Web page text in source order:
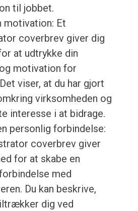
til jobbet.
motivation: Et
coverbrev giver dig
at udtrykke din
motivation for
viser, at du har gjort
virksomheden og
interesse i at bidrage.
personlig forbindelse:
coverbrev giver
for at skabe en
med
Du kan beskrive,
dig ved